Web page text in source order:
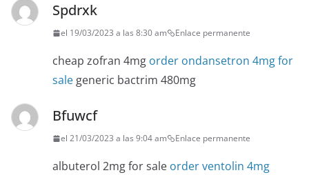
Spdrxk
el 19/03/2023 a las 8:30 am Enlace permanente
cheap zofran 4mg order ondansetron 4mg for
salegeneric bactrim 480mg
Bfuwcf
el 21/03/2023 a las 9:04 am Enlace permanente
albuterol 2mg for sale order ventolin 4mg